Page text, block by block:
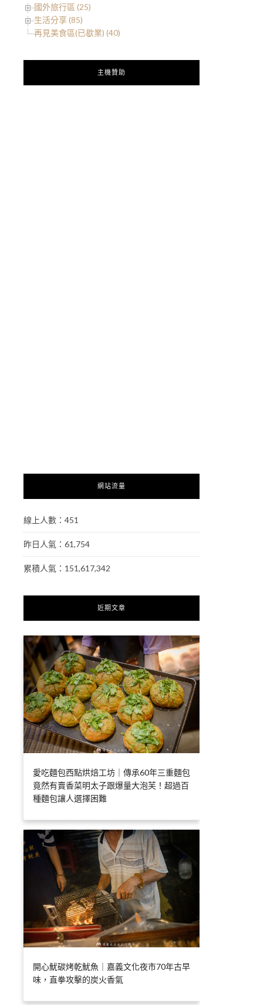
國外旅行區 (25)
生活分享 (85)
再見美食區(已歇業) (40)
主機贊助
網站流量
線上人數：451
昨日人氣：61,754
累積人氣：151,617,342
近期文章
愛吃麵包西點烘焙工坊｜傳承60年三重麵包
竟然有賣香菜明太子跟爆量大泡芙！超過百
種麵包讓人選擇困難
開心魷碳烤乾魷魚｜嘉義文化夜市70年古早
味，直拳攻擊的炭火香氣